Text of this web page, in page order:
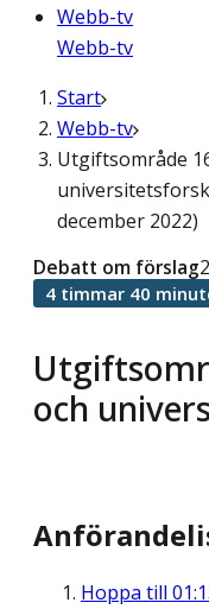
Webb-tv
Webb-tv
Start
Webb-tv
Utgiftsområde
december 2022)
och
Debatt om förslag
4 timmar 40
Hoppa till